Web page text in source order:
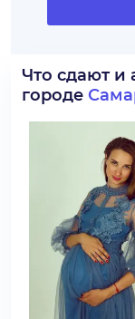
Что сдают и
городе